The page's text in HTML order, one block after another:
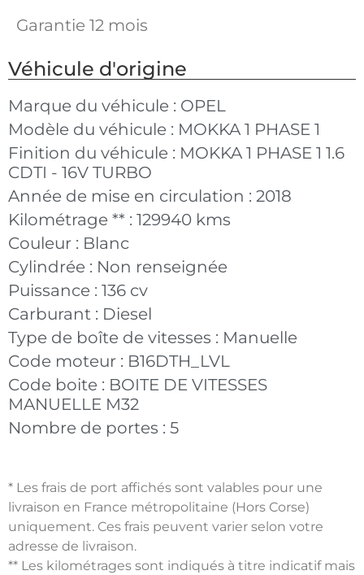
Garantie 12 mois
Véhicule d'origine
Marque du véhicule : OPEL
Modèle du véhicule : MOKKA 1 PHASE 1
Finition du véhicule : MOKKA 1 PHASE 1 1.6
CDTI - 16V TURBO
Année de mise en circulation : 2018
Kilométrage ** : 129940 kms
Couleur : Blanc
Cylindrée : Non renseignée
Puissance : 136 cv
Carburant : Diesel
Type de boîte de vitesses : Manuelle
Code moteur : B16DTH_LVL
Code boite : BOITE DE VITESSES
MANUELLE M32
Nombre de portes : 5
* Les frais de port affichés sont valables pour une
livraison en France métropolitaine (Hors Corse)
uniquement. Ces frais peuvent varier selon votre
adresse de livraison.
** Les kilométrages sont indiqués à titre indicatif mais